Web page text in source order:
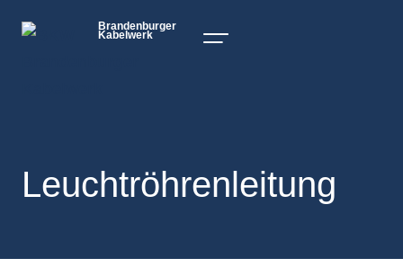
Brandenburger
Kabelwerk
Leuchtröhrenleitung